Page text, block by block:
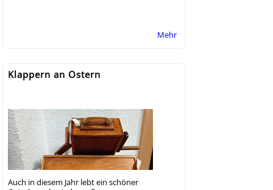
Mehr
Klappern an Ostern
Auch in diesem Jahr lebt ein schöner